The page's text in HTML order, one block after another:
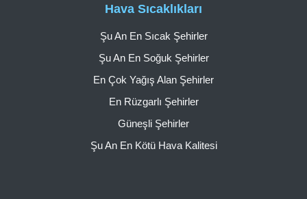
Hava Sıcaklıkları
Şu An En Sıcak Şehirler
Şu An En Soğuk Şehirler
En Çok Yağış Alan Şehirler
En Rüzgarlı Şehirler
Güneşli Şehirler
Şu An En Kötü Hava Kalitesi